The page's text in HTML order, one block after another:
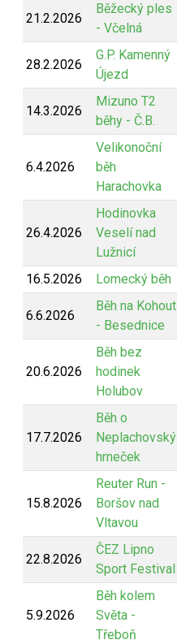
21.2.2026
Běžecký ples
- Včelná
28.2.2026
G.P. Kamenný
Újezd
14.3.2026
Mizuno T2
běhy - Č.B.
6.4.2026
Velikonoční
běh
Harachovka
26.4.2026
Hodinovka
Veselí nad
Lužnicí
16.5.2026 Lomecký běh
6.6.2026
Běh na Kohout
- Besednice
20.6.2026
Běh bez
hodinek
Holubov
17.7.2026
Běh o
Neplachovský
hrneček
15.8.2026
Reuter Run -
Boršov nad
Vltavou
22.8.2026
ČEZ Lipno
Sport Festival
5.9.2026
Běh kolem
Světa -
Třeboň